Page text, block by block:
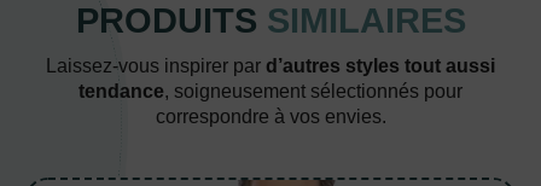
PRODUITS SIMILAIRES
Laissez-vous inspirer par d’autres styles tout aussi
tendance, soigneusement sélectionnés pour
correspondre à vos envies.